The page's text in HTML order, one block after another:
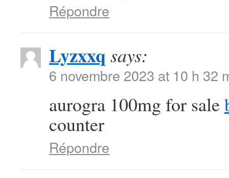
Répondre
Lyzxxq says:
6 novembre 2023 at 10 h 32
aurogra 100mg for sale
counter
Répondre